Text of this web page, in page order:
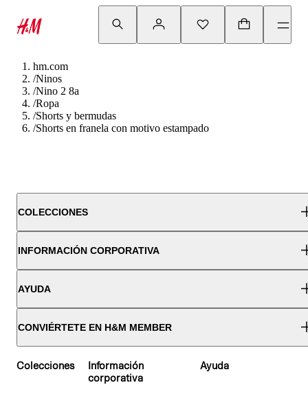
hm.com
/Ninos
/Nino 2 8a
/Ropa
/Shorts y bermudas
/Shorts en franela con motivo estampado
COLECCIONES
INFORMACIÓN CORPORATIVA
AYUDA
CONVIÉRTETE EN H&M MEMBER
Colecciones
Información
corporativa
Ayuda